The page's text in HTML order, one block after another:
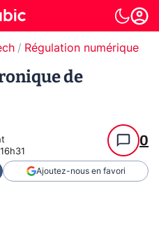
Régulation numérique
de
0
Ajoutez-nous en favori